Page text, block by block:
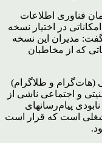
فناوری اطلاعات
در اختیار نسخه
مدیران این نسخه
که از مخاطبان
(هات‌گرام و طلاگرام)
و اجتماعی ناشی از
پیام‌رسانهای
شغلی است که قرار است